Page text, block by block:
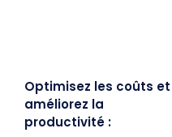
Optimisez les coûts et
améliorez la
productivité :